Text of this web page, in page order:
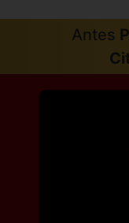
Antes